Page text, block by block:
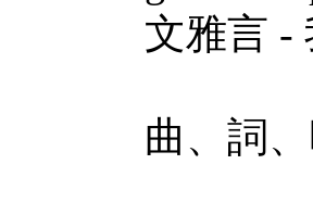
文雅言 -
曲、詞